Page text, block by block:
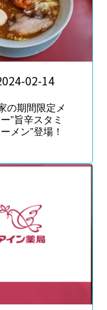
02-14
の期間限定メ
”旨辛スタミ
メン”登場！